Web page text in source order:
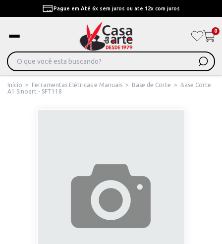
Pague em Até 6x sem juros ou ate 12x com juros
0
Início > Ferramentas Elétricas e Manuais > Base de Corte >
Base Corte
A1 Sinoart - SFT118